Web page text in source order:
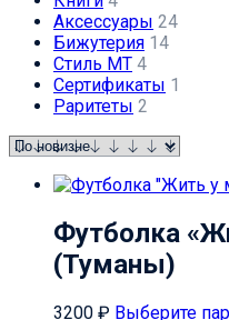
Аксессуары 24
Бижутерия 14
Стиль МТ 4
Сертификаты 1
Раритеты 2
Футболка
(Туманы)
3200 ₽ Выберите